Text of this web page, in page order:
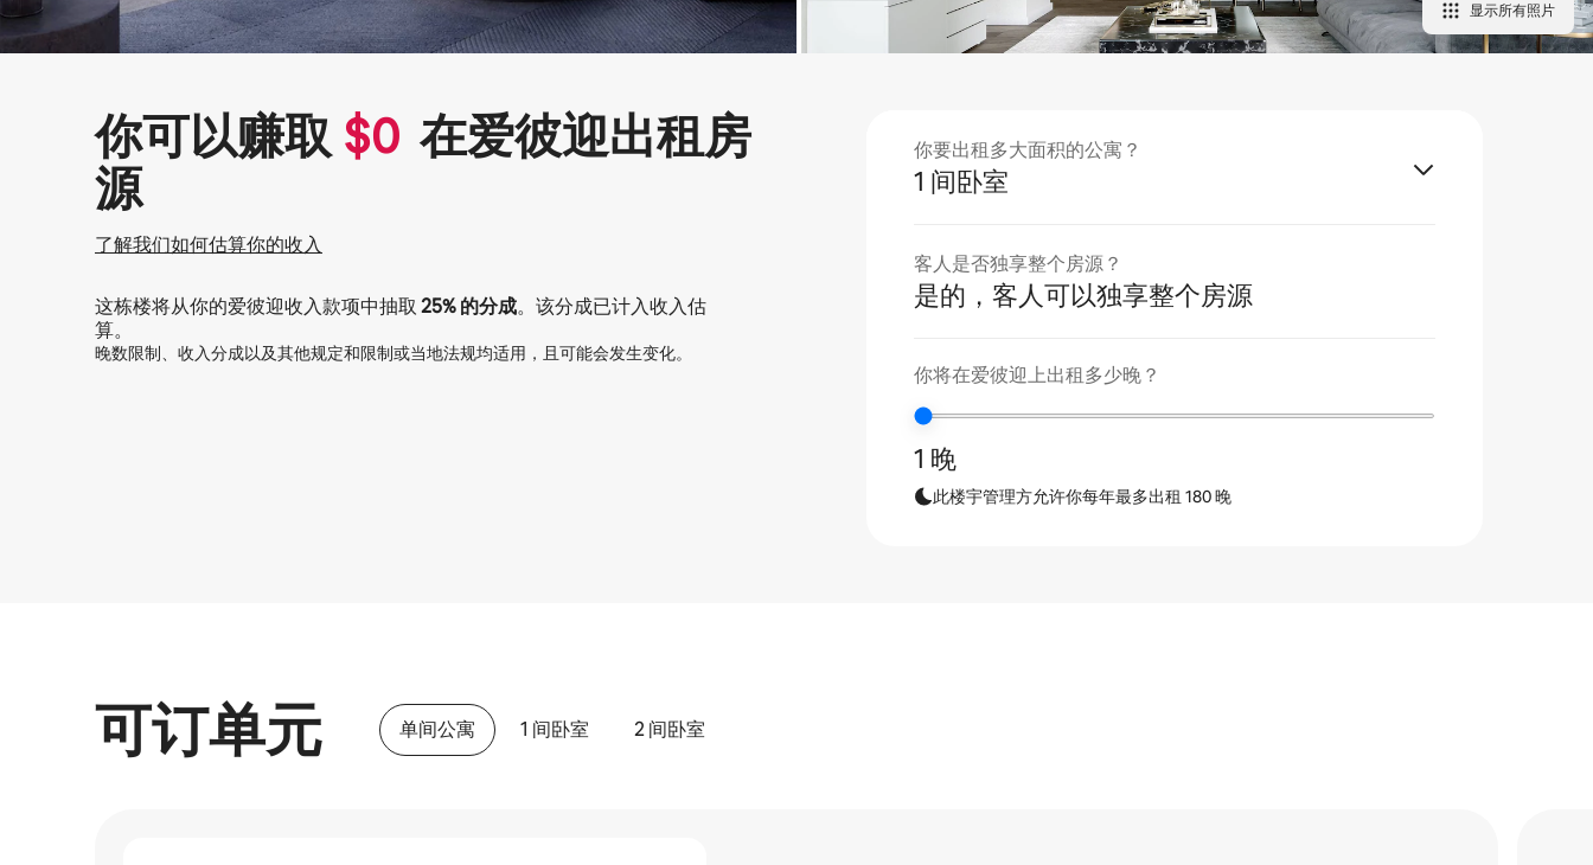
显示所有照片
你可以赚取 $0 在爱彼迎出租房
源
了解我们如何估算你的收入
这栋楼将从你的爱彼迎收入款项中抽取 25%的分成。该分成已计入收入估
算。
晚数限制、收入分成以及其他规定和限制或当地法规均适用，且可能会发生变化。
你要出租多大面积的公寓？
1 间卧室
客人是否独享整个房源？
是的，客人可以独享整个房源
你将在爱彼迎上出租多少晚？
1 晚
此楼宇管理方允许你每年最多出租 180 晚
可订单元 单间公寓 1 间卧室 2 间卧室